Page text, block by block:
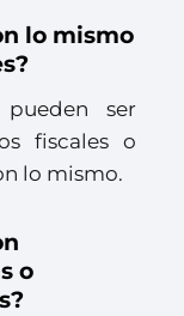
lo mismo
ser
fiscales o
lo mismo.
o